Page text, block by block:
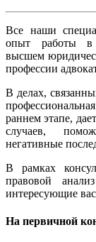
Все наши
опыт работы
высшем
профессии
В делах,
раннем этапе,
случаев,
негативные
В рамках
правовой
интересующие
На первичной